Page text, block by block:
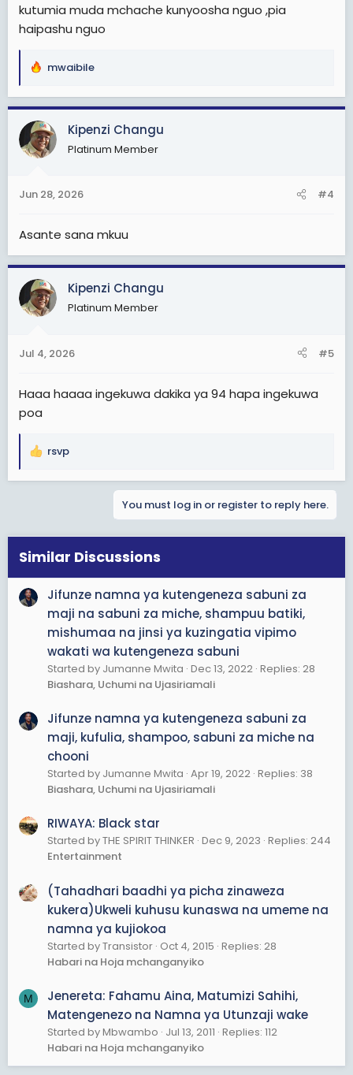
kutumia muda mchache kunyoosha nguo ,pia
haipashu nguo
R
a
c
t
i
s
mwaibile
Kipenzi Changu
Platinum Member
Jun 28, 2026 #4
Asante sana mkuu
Kipenzi Changu
Platinum Member
Jul 4, 2026 #5
Haaa haaaa ingekuwa dakika ya 94 hapa ingekuwa
poa
R
i
o
s
:
rsvp
You must log in or register to reply here.
Similar Discussions
Jifunze namna ya kutengeneza sabuni za
maji na sabuni za miche, shampuu batiki,
mishumaa na jinsi ya kuzingatia vipimo
wakati wa kutengeneza sabuni
Started by Jumanne Mwita Dec 13, 2022 Replies: 28
Biashara, Uchumi na Ujasiriamali
Jifunze namna ya kutengeneza sabuni za
maji, kufulia, shampoo, sabuni za miche na
chooni
Started by Jumanne Mwita Apr 19, 2022 Replies: 38
Biashara, Uchumi na Ujasiriamali
RIWAYA: Black star
Started by THE SPIRIT THINKER Dec 9, 2023 Replies: 244
Entertainment
(Tahadhari baadhi ya picha zinaweza
kukera)Ukweli kuhusu kunaswa na umeme na
namna ya kujiokoa
Started by Transistor Oct 4, 2015 Replies: 28
Habari na Hoja mchanganyiko
M
Jenereta: Fahamu Aina, Matumizi Sahihi,
Matengenezo na Namna ya Utunzaji wake
Started by Mbwambo Jul 13, 2011 Replies: 112
Habari na Hoja mchanganyiko